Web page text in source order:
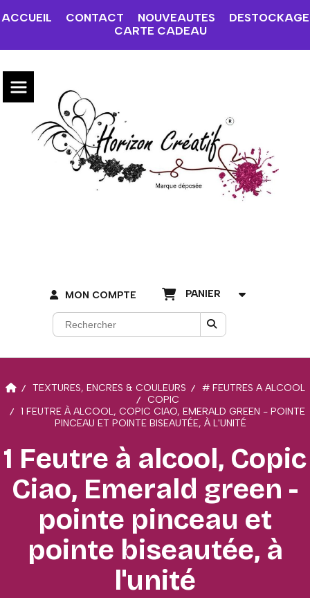
ACCUEIL CONTACT NOUVEAUTES
DESTOCKAGE
CARTE CADEAU
MON COMPTE PANIER
TEXTURES, ENCRES & COULEURS
# FEUTRES A ALCOOL
COPIC
1 FEUTRE À ALCOOL, COPIC CIAO, EMERALD GREEN - POINTE
PINCEAU ET POINTE BISEAUTÉE, À L'UNITÉ
1 Feutre à alcool, Copic
Ciao, Emerald green -
pointe pinceau et
pointe biseautée, à
l'unité